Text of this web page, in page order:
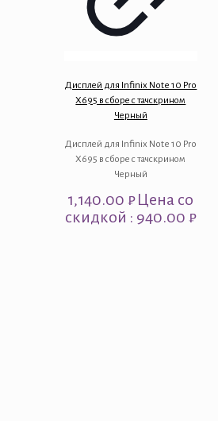
Дисплей для Infinix Note 10 Pro
X695 в сборе с тачскрином
Черный
Дисплей для Infinix Note 10 Pro
X695 в сборе с тачскрином
Черный
1,140.00₽Цена со
скидкой : 940.00 ₽